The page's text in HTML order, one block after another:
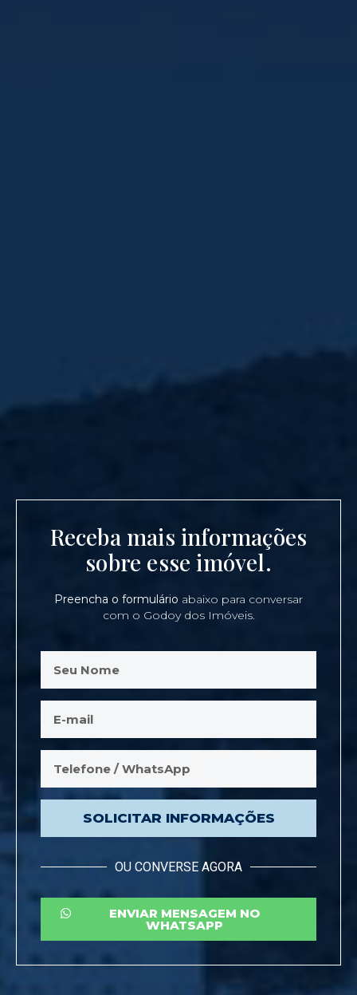
Receba mais informações
sobre esse imóvel.
Preencha o formulário abaixo para conversar
com o Godoy dos Imóveis.
SOLICITAR INFORMAÇÕES
OU CONVERSE AGORA
ENVIAR MENSAGEM NO
WHATSAPP